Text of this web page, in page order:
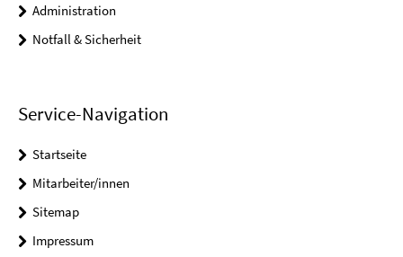
Administration
Notfall & Sicherheit
Service-Navigation
Startseite
Mitarbeiter/innen
Sitemap
Impressum